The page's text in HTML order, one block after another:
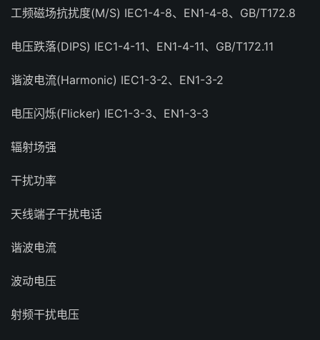
工频磁场抗扰度(M/S) IEC1-4-8、EN1-4-8、GB/T172.8
电压跌落(DIPS) IEC1-4-11、EN1-4-11、GB/T172.11
谐波电流(Harmonic) IEC1-3-2、EN1-3-2
电压闪烁(Flicker) IEC1-3-3、EN1-3-3
辐射场强
干扰功率
天线端子干扰电话
谐波电流
波动电压
射频干扰电压